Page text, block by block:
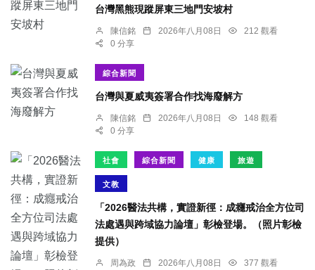
台灣黑熊現蹤屏東三地門安坡村
陳信銘 2026年八月08日
212 觀看
0 分享
綜合新聞
台灣與夏威夷簽署合作找海廢解方
陳信銘 2026年八月08日
148 觀看
0 分享
社會 綜合新聞 健康 旅遊
文教
「2026醫法共構，實證新徑：成癮戒治全方位司
法處遇與跨域協力論壇」彰檢登場。（照片彰檢
提供）
周為政 2026年八月08日
377 觀看